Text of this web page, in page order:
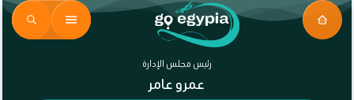
رئيس مجلس الإدارة
عمرو عامر